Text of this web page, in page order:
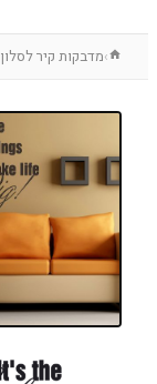
›מדבקות קיר לסלון